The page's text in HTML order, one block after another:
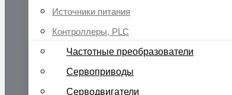
Источники питания
Контроллеры, PLC
Частотные преобразователи
Сервоприводы
Серводвигатели